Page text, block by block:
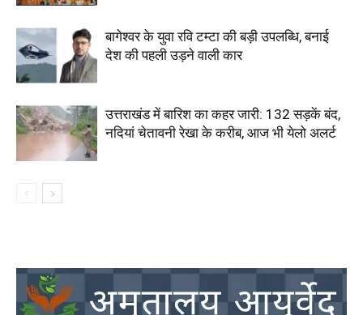
बागेश्वर के युवा रवि टम्टा की बड़ी उपलब्धि, बनाई
देश की पहली उड़ने वाली कार
उत्तराखंड में बारिश का कहर जारी: 132 सड़कें बंद,
नदियां चेतावनी रेखा के करीब, आज भी येलो अलर्ट